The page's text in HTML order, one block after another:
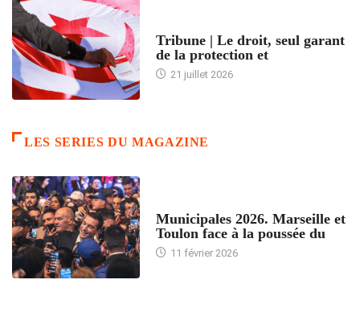
Tribune | Le droit, seul garant
de la protection et
21 juillet 2026
LES SERIES DU MAGAZINE
Municipales 2026. Marseille et
Toulon face à la poussée du
11 février 2026